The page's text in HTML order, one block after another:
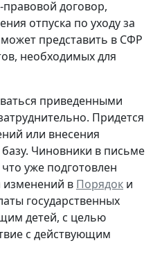
договор,
отпуска по уходу за
представить в СФР
необходимых для
приведенными
Придется
или внесения
Чиновники в письме
уже подготовлен
изменений в Порядок и
государственных
детей, с целью
с действующим